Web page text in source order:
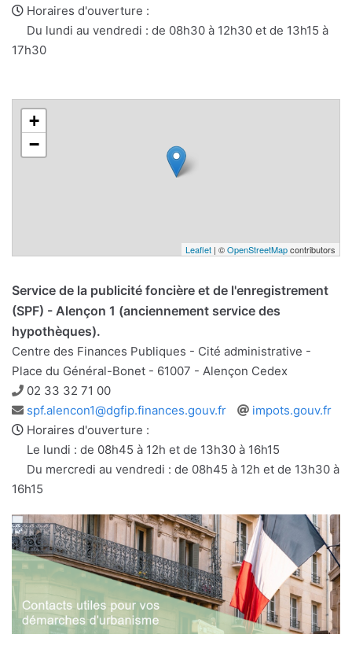
e-
mail
Horaires d'ouverture :
Du lundi au vendredi : de 08h30 à 12h30 et de 13h15 à
17h30
+
−
Leaflet | ©OpenStreetMapcontributors
Service de la publicité foncière et de l'enregistrement
(SPF) - Alençon 1 (anciennement service des
hypothèques).
Centre des Finances Publiques - Cité administrative -
Place du Général-Bonet - 61007 - Alençon Cedex
Téléphone
02 33 32 71 00
Adresse
e-
mail
spf.alencon1@dgfip.finances.gouv.fr
Site
impots.gouv.fr
Horaires d'ouverture :
Le lundi : de 08h45 à 12h et de 13h30 à 16h15
Du mercredi au vendredi : de 08h45 à 12h et de 13h30 à
16h15